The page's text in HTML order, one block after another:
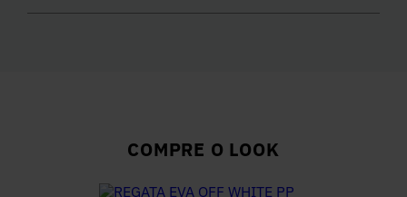
COMPRE O LOOK